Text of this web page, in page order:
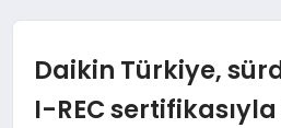
Daikin Türkiye,
I-REC